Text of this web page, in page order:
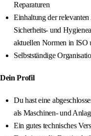
Reparaturen
Einhaltung der
Sicherheits- und
aktuellen Normen in
Selbstständige
Dein Profil
Du hast eine
als Maschinen- und
Ein gutes technisches